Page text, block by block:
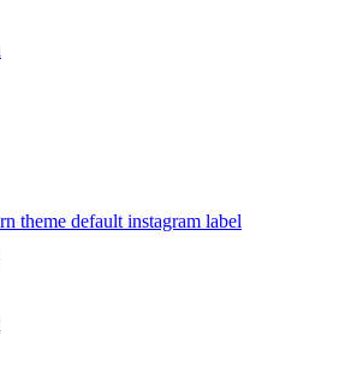
theme default instagram label